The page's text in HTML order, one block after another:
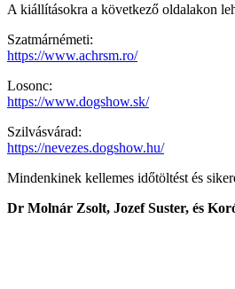
A kiállításokra a következő oldalakon
Szatmárnémeti:
https://www.achrsm.ro/
Losonc:
https://www.dogshow.sk/
Szilvásvárad:
https://nevezes.dogshow.hu/
Mindenkinek kellemes időtöltést és
Dr Molnár Zsolt, Jozef Suster, és